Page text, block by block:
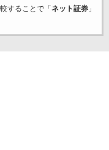
することで「 ネット証券」